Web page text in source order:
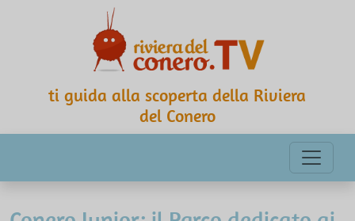
ti guida alla scoperta della Riviera
del Conero